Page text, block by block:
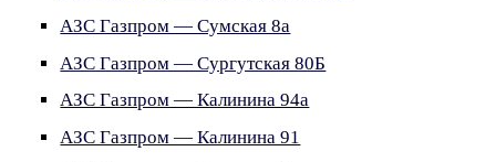
АЗС Газпром — Сумская 8а
АЗС Газпром — Сургутская 80Б
АЗС Газпром — Калинина 94а
АЗС Газпром — Калинина 91